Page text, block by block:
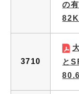
の
3710
と